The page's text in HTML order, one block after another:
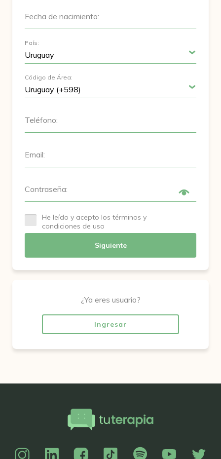
Fecha de nacimiento:
País:
Código de Área:
Teléfono:
Email:
Contraseña:
He leído y acepto los términos y
condiciones de uso
Siguiente
¿Ya eres usuario?
Ingresar